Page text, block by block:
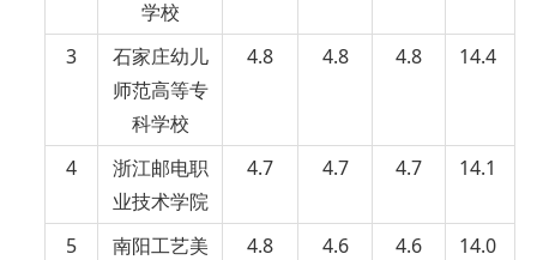
学校
3
石家庄幼儿
师范高等专
科学校
4.8 4.8 4.8 14.4
4
浙江邮电职
业技术学院
4.7 4.7 4.7 14.1
5
南阳工艺美
4.8 4.6 4.6 14.0